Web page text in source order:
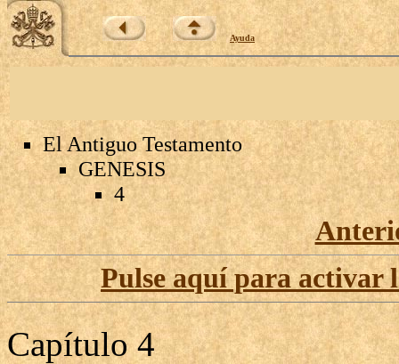
Ayuda
El Antiguo Testamento
GENESIS
4
Pulse aquí para activar
Capítulo 4